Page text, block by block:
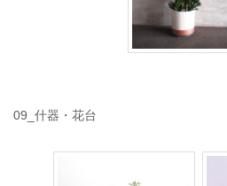
09_什器・花台